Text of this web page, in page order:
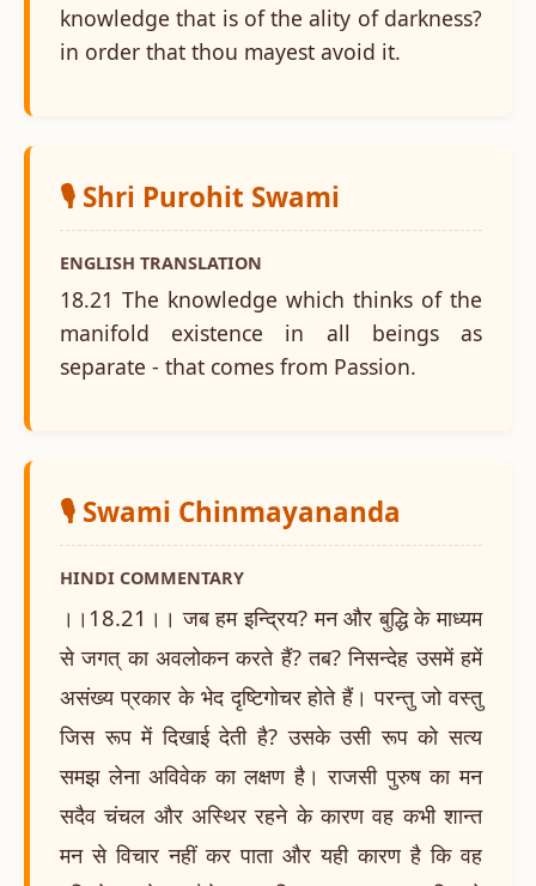
knowledge that is of the ality of darkness?
in order that thou mayest avoid it.
🎙️ Shri Purohit Swami
ENGLISH TRANSLATION
18.21 The knowledge which thinks of the
manifold existence in all beings as
separate - that comes from Passion.
🎙️ Swami Chinmayananda
HINDI COMMENTARY
।।18.21।। जब हम इन्द्रिय? मन और बुद्धि के माध्यम
से जगत् का अवलोकन करते हैं? तब? निसन्देह उसमें हमें
असंख्य प्रकार के भेद दृष्टिगोचर होते हैं। परन्तु जो वस्तु
जिस रूप में दिखाई देती है? उसके उसी रूप को सत्य
समझ लेना अविवेक का लक्षण है। राजसी पुरुष का मन
सदैव चंचल और अस्थिर रहने के कारण वह कभी शान्त
मन से विचार नहीं कर पाता और यही कारण है कि वह